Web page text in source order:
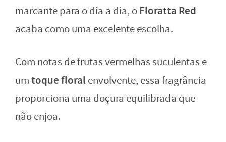
marcante para o dia a dia, oFloratta Red
acaba como uma excelente escolha.
Com notas de frutas vermelhas suculentas e
umtoque floral envolvente, essa fragrância
proporciona uma doçura equilibrada que
não enjoa.